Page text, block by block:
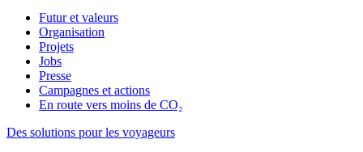
Futur et valeurs
Organisation
Projets
Jobs
Presse
Campagnes et actions
En route vers moins de CO₂
Des solutions pour les voyageurs